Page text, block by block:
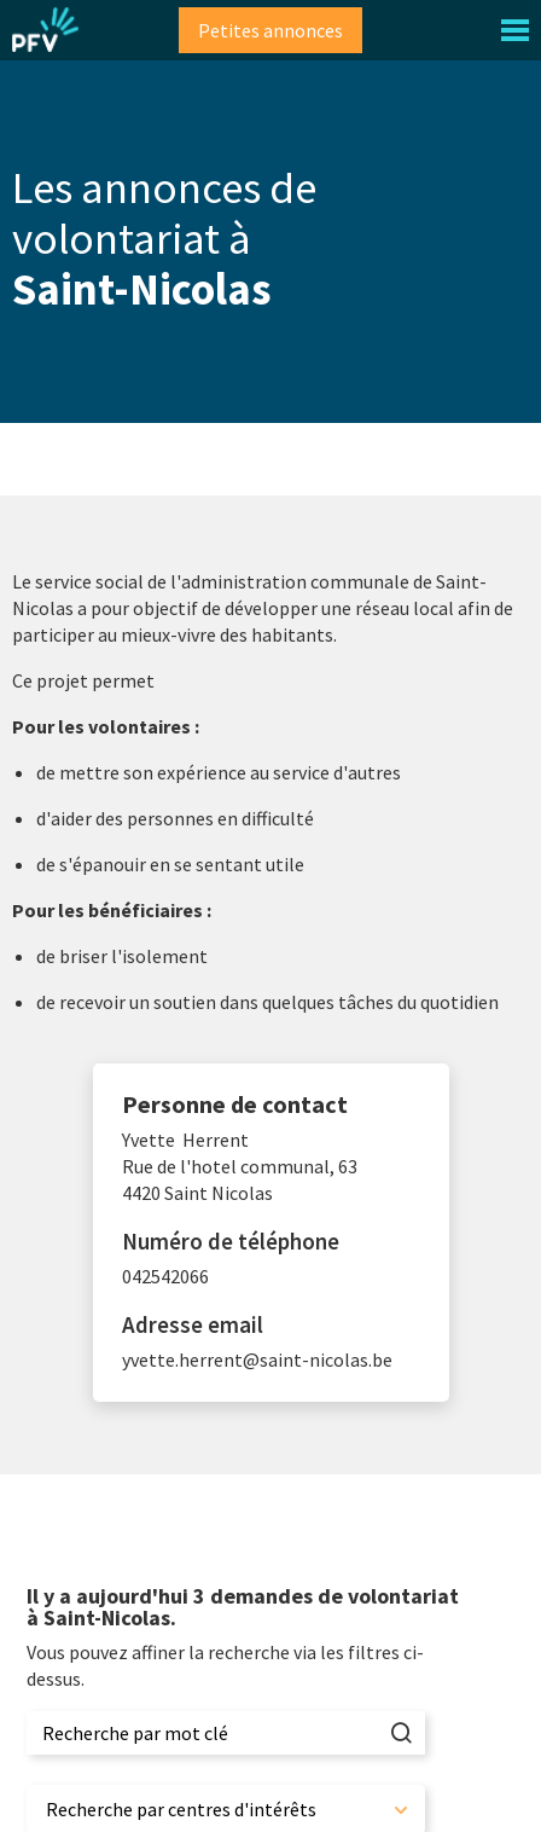
au
contenu
Petites annonces
Les annonces de
volontariat à
Saint-Nicolas
Le service social de l'administration communale de Saint-
Nicolas a pour objectif de développer une réseau local afin de
participer au mieux-vivre des habitants.
Ce projet permet
Pour les volontaires :
de mettre son expérience au service d'autres
d'aider des personnes en difficulté
de s'épanouir en se sentant utile
Pour les bénéficiaires :
de briser l'isolement
de recevoir un soutien dans quelques tâches du quotidien
Personne de contact
Yvette Herrent
Rue de l'hotel communal, 63
4420 Saint Nicolas
Numéro de téléphone
042542066
Adresse email
yvette.herrent@saint-nicolas.be
Il y a aujourd'hui 3 demandes de volontariat
à Saint-Nicolas.
Vous pouvez affiner la recherche via les filtres ci-
dessus.
Recherche par centres d'intérêts